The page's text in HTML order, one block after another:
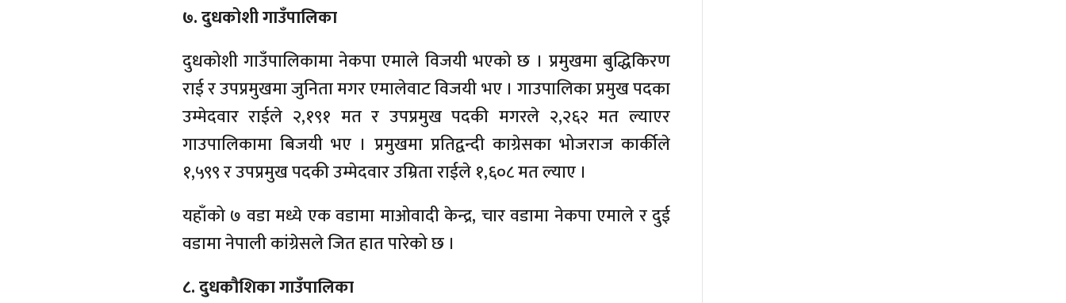
७. दुधकोशी गाउँपालिका
दुधकोशी गाउँपालिकामा नेकपा एमाले विजयी भएको छ । प्रमुखमा बुद्धिकिरण
राई र उपप्रमुखमा जुनिता मगर एमालेवाट विजयी भए । गाउपालिका प्रमुख पदका
उम्मेदवार राईले २,१९१ मत र उपप्रमुख पदकी मगरले २,२६२ मत ल्याएर
गाउपालिकामा बिजयी भए । प्रमुखमा प्रतिद्वन्दी काग्रेसका भोजराज कार्कीले
१,५९९ र उपप्रमुख पदकी उम्मेदवार उम्रिता राईले १,६०८ मत ल्याए ।
यहाँको ७ वडा मध्ये एक वडामा माओवादी केन्द्र, चार वडामा नेकपा एमाले र दुई
वडामा नेपाली कांग्रेसले जित हात पारेको छ ।
८. दुधकौशिका गाउँपालिका